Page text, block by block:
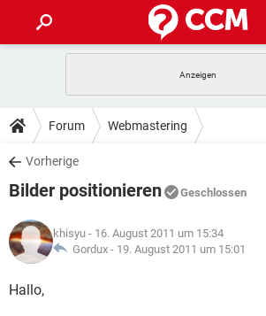
ANDROID
WINDOWS 10
WHATSAPP TIKTOK
FACEBOOK
TIPPS & TRICKS
SPIELE
WHATSAPP TIKTOK
FACEBOOK
DOWNLOADS
SPIELE STREAMING
ANDROID
WINDOWS 10 INSTAGRAM
WHATSAPP
SPIELE STREAMING
ANDROID
WINDOWS 10
LEXIKON
SPIELE
Forum Webmastering
Vorherige
Bilder positionieren Geschlossen
khisyu - 16. August 2011 um 15:34
Gordux - 19. August 2011 um 15:01
Hallo,